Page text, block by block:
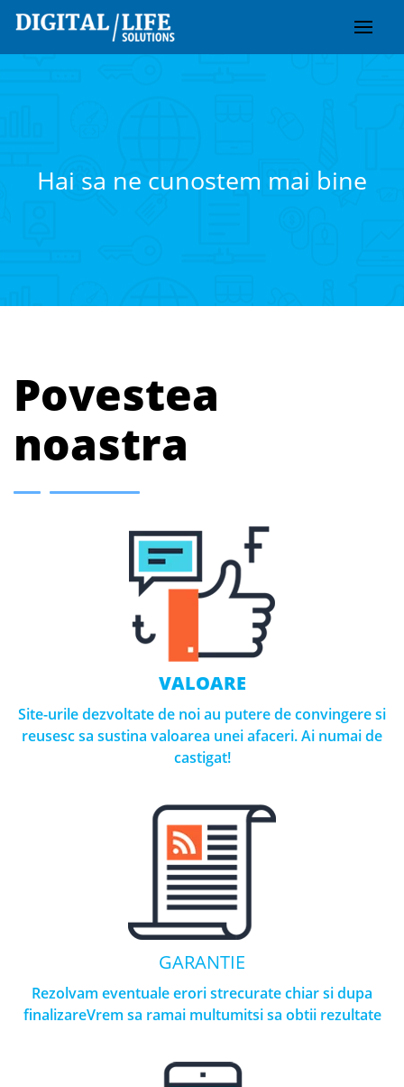
Skip
content
Hai sa ne cunostem mai bine
Povestea
noastra
VALOARE
Site-urile dezvoltate de noi au putere de convingere si
reusesc sa sustina valoarea unei afaceri. Ai numai de
castigat!
GARANTIE
Rezolvam eventuale erori strecurate chiar si dupa
finalizareVrem sa ramai multumitsi sa obtii rezultate